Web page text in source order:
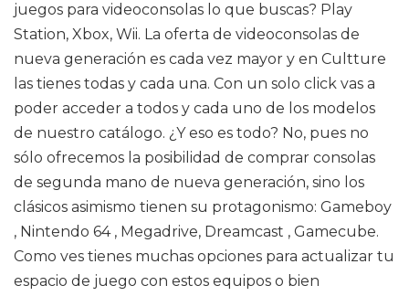
juegos para videoconsolas lo que buscas? Play
Station, Xbox, Wii. La oferta de videoconsolas de
nueva generación es cada vez mayor y en Cultture
las tienes todas y cada una. Con un solo click vas a
poder acceder a todos y cada uno de los modelos
de nuestro catálogo. ¿Y eso es todo? No, pues no
sólo ofrecemos la posibilidad de comprar consolas
de segunda mano de nueva generación, sino los
clásicos asimismo tienen su protagonismo: Gameboy
, Nintendo 64 , Megadrive, Dreamcast , Gamecube.
Como ves tienes muchas opciones para actualizar tu
espacio de juego con estos equipos o bien